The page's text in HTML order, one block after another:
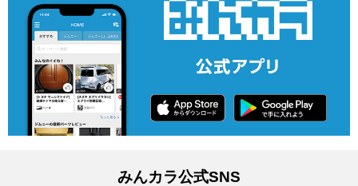
みんカラ公式SNS